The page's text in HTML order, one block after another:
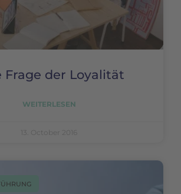
Frage der Loyalität
WEITERLESEN
13. October 2016